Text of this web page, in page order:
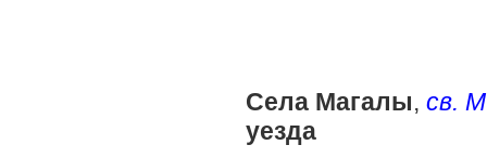
Села Магалы, св.
уезда